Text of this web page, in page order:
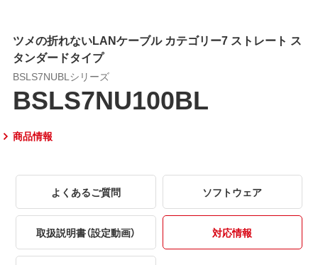
ツメの折れないLANケーブル カテゴリー7 ストレート ス
タンダードタイプ
BSLS7NUBLシリーズ
BSLS7NU100BL
商品情報
よくあるご質問 ソフトウェア
取扱説明書（設定動画） 対応情報